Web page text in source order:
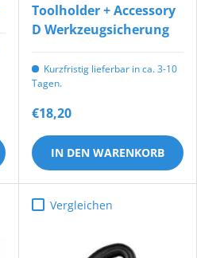
Toolholder + Accessory
D Werkzeugsicherung
Kurzfristig lieferbar in ca. 3-10
Tagen.
€18,20
IN DEN WARENKORB
Vergleichen